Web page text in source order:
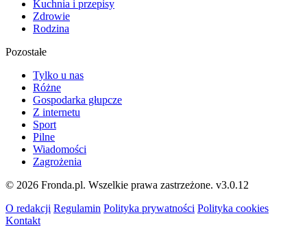
Kuchnia i przepisy
Zdrowie
Rodzina
Pozostałe
Tylko u nas
Różne
Gospodarka głupcze
Z internetu
Sport
Pilne
Wiadomości
Zagrożenia
© 2026 Fronda.pl. Wszelkie prawa zastrzeżone. v3.0.12
O redakcji Regulamin Polityka prywatności Polityka cookies
Kontakt